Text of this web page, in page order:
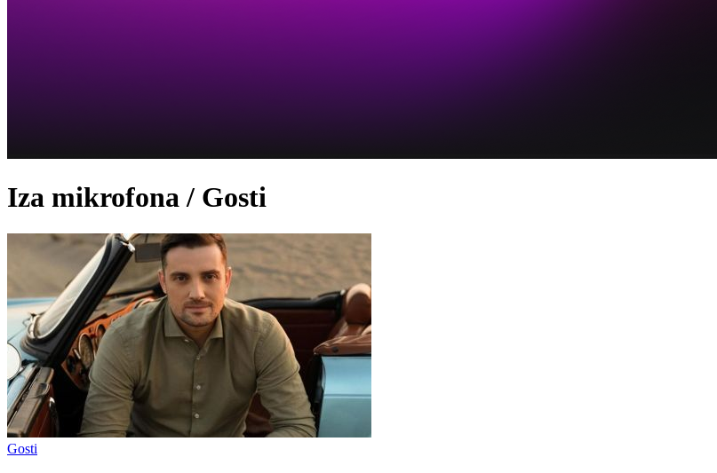
Iza mikrofona / Gosti
Gosti